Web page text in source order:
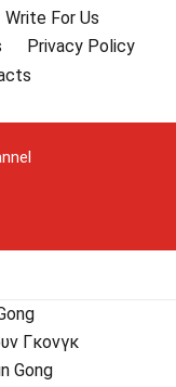
Write For Us
Privacy Policy
Γκονγκ
Gong